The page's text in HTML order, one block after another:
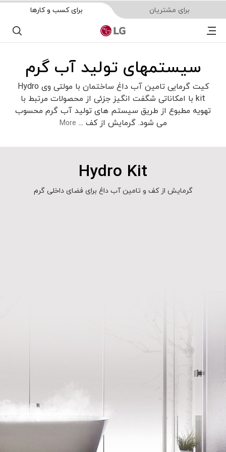
برای مشتریان برای کسب و کارها
سیستمهای تولید آب گرم
کیت گرمایی تامین آب داغ ساختمان با مولتی وی Hydro
kit با امکاناتی شگفت انگیز جزئی از محصولات مرتبط با
تهویه مطبوع از طریق سیستم های تولید آب گرم محسوب
می شود. گرمایش از کف ...
More
Hydro Kit
گرمایش از کف و تامین آب داغ برای فضای داخلی گرم